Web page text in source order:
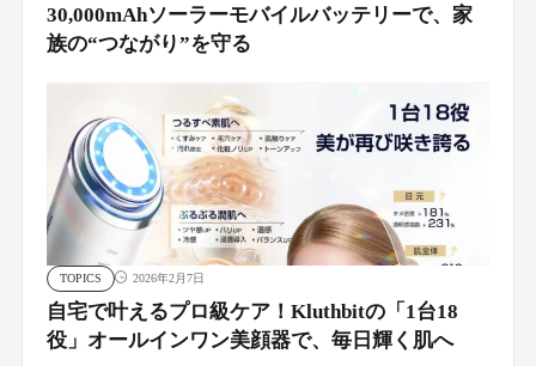
30,000mAhソーラーモバイルバッテリーで、家
族の“つながり”を守る
TOPICS 2026年2月7日
自宅で叶えるプロ級ケア！Kluthbitの「1台18
役」オールインワン美顔器で、毎日輝く肌へ